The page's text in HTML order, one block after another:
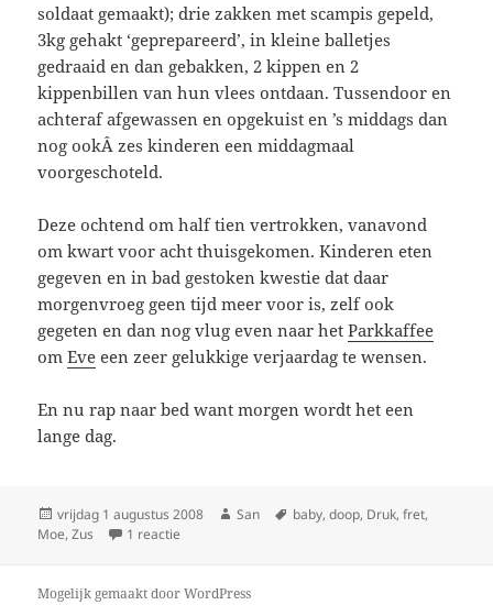
soldaat gemaakt); drie zakken met scampis gepeld,
3kg gehakt ‘geprepareerd’, in kleine balletjes
gedraaid en dan gebakken, 2 kippen en 2
kippenbillen van hun vlees ontdaan. Tussendoor en
achteraf afgewassen en opgekuist en ’s middags dan
nog ookÂ zes kinderen een middagmaal
voorgeschoteld.
Deze ochtend om half tien vertrokken, vanavond
om kwart voor acht thuisgekomen. Kinderen eten
gegeven en in bad gestoken kwestie dat daar
morgenvroeg geen tijd meer voor is, zelf ook
gegeten en dan nog vlug even naar hetParkkaffee
omEve een zeer gelukkige verjaardag te wensen.
En nu rap naar bed want morgen wordt het een
lange dag.
Geplaatst
op
vrijdag 1 augustus 2008 Auteur
San Tags
baby,doop, Druk,fret,
Moe,Zus 1 reactie
Mogelijk gemaakt door WordPress